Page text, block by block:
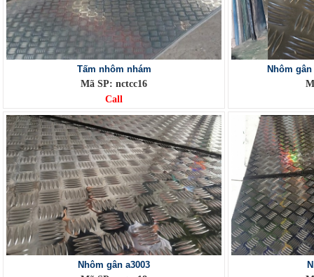
Tấm nhôm nhám
Mã SP: nctcc16
Call
Nhôm
Nhôm gân a3003